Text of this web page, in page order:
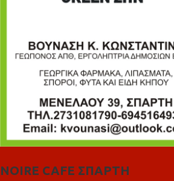
NOIRE CAFE ΣΠΑΡΤΗ